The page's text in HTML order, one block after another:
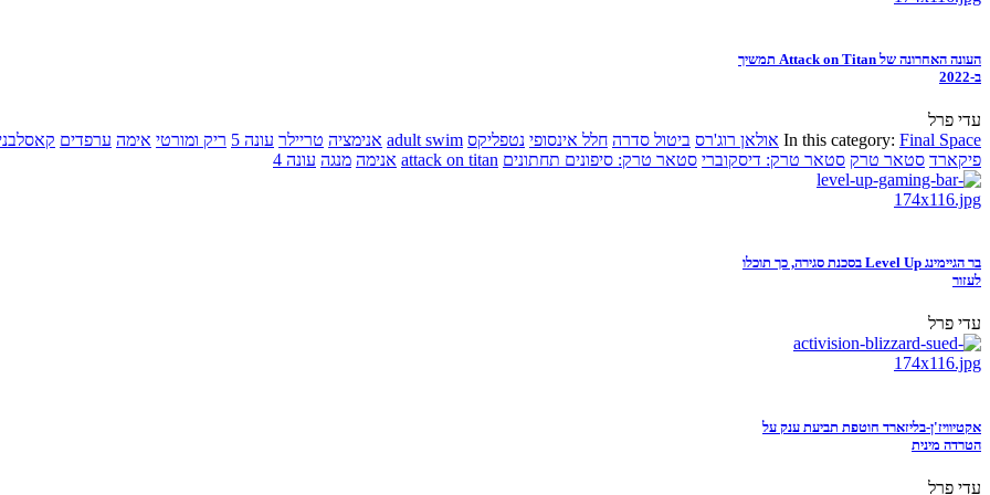
העונה האחרונה של Attack on Titan תמשיך
ב-2022
עדי פרל
In this category: Final Space אולאן רוג'רס ביטול סדרה חלל אינסופי נטפליקס adult swim אנימציה טריילר עונה 5 ריק ומורטי אימה ערפדים
פיקארד סטאר טרק סטאר טרק: דיסקוברי סטאר טרק: סיפונים תחתונים attack on titan אנימה מנגה עונה 4
בר הגיימינג Level Up בסכנת סגירה, כך תוכלו
לעזור
עדי פרל
אקטיוויז'ן-בליזארד חוטפת תביעת ענק על
הטרדה מינית
עדי פרל